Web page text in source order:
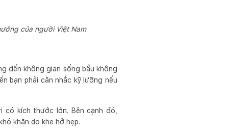
của người Việt Nam
đến không gian sống bầu không
bạn phải cân nhắc kỹ lưỡng nếu
kích thước lớn. Bên cạnh đó,
khăn do khe hở hẹp.